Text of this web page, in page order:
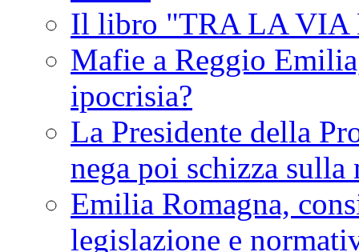
Il libro "TRA LA
Mafie a Reggio
ipocrisia?
La Presidente della
nega poi schizza sulla
Emilia Romagna,
legislazione e